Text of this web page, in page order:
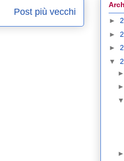
Post più vecchi
►
►
►
▼
►
►
▼
►